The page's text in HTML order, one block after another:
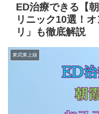
ED治療できる【
リニック10選！
リ」も徹底解説
東武東上線